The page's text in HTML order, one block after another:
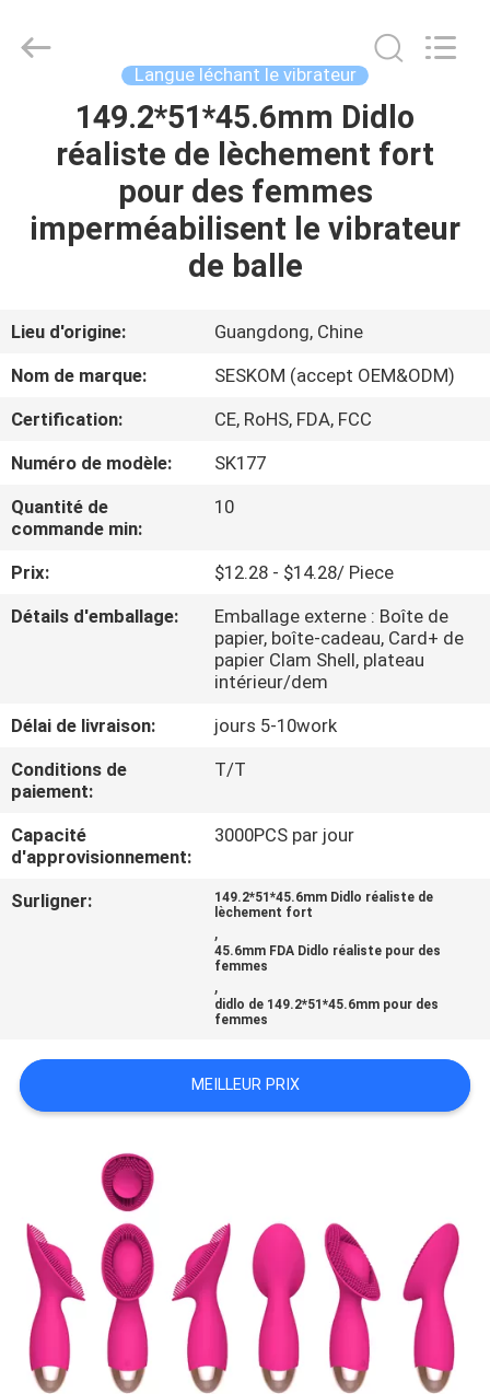
MAISON
PRODUITS
A
DE
NOUS
VISITE
D'USINE
QUALITÉ
CONTACTEZ-
NOUS
NOUVELLES
PLAN
PRIVACY
POLICY
2026
SHENZHEN
Langue léchant le vibrateur
149.2*51*45.6mm Didlo
réaliste de lèchement fort
pour des femmes
imperméabilisent le vibrateur
de balle
Lieu d'origine:
Guangdong, Chine
Nom de marque:
SESKOM (accept OEM&ODM)
Certification:
CE, RoHS, FDA, FCC
Numéro de modèle:
SK177
Quantité de
commande min:
10
Prix:
$12.28 - $14.28/ Piece
Détails d'emballage:
Emballage externe : Boîte de
papier, boîte-cadeau, Card+ de
papier Clam Shell, plateau
intérieur/dem
Délai de livraison:
jours 5-10work
Conditions de
paiement:
T/T
Capacité
d'approvisionnement:
3000PCS par jour
Surligner:
149.2*51*45.6mm Didlo réaliste de
lèchement fort
,
45.6mm FDA Didlo réaliste pour des
femmes
,
didlo de 149.2*51*45.6mm pour des
femmes
MEILLEUR PRIX